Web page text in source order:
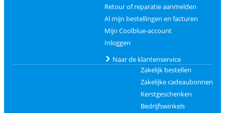
Retour of reparatie aanmelden
Al mijn bestellingen en facturen
Mijn Coolblue-account
Inloggen
Naar de klantenservice
Zakelijk bestellen
Zakelijke cadeaubonnen
Kerstgeschenken
Bedrijfswinkels